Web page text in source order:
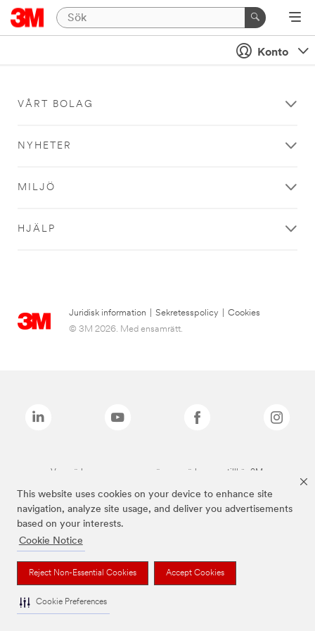
This website uses cookies on your device to enhance site
navigation, analyze site usage, and deliver you advertisements
based on your interests.
Cookie Notice
Reject Non-Essential Cookies Accept Cookies
Cookie Preferences
Konto
VÅRT BOLAG
NYHETER
MILJÖ
HJÄLP
Juridisk information Sekretesspolicy
Cookies
© 3M 2026. Med ensamrätt.
Varumärken som anges ovan är varumärken som tillhör 3M.